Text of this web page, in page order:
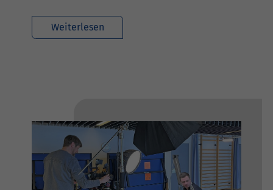
Weiterlesen